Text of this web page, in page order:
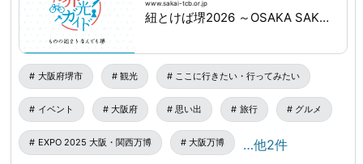
外で、世界のグルメを堪能しながら 素敵な春のひとときを
過ごしませんか？🌸 友達や家族をタグ付けして、何を食べ
るか作戦会議しちゃいましょう！👇 📅 日時： 3月20日
（金・祝）、21日（土） ⏰ 時間： 10:00～16:00 📍 場所：
さかい利晶の杜 ※出展内容は変更の可能性があります 🔍詳
しくは「紐とけば堺2026」で検索！ 🔗www.sakai-
tcb.or.jp...
www.sakai-tcb.or.jp
紐とけば堺2026 ～OSAKA SAKAI EXPO～｜NEWS｜堺観光ガイド
大阪府堺市 観光 ここに行きたい・行ってみたい
イベント 大阪府 思い出 旅行 グルメ
EXPO 2025 大阪・関西万博 大阪万博 …他2件